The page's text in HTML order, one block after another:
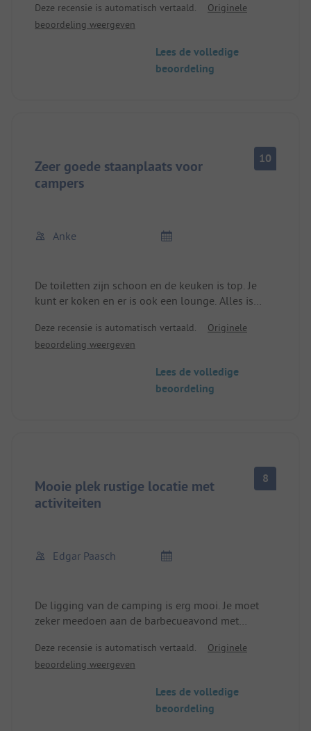
uitzicht op het Sund en staat bovendien direct aan
de hoofdingang van het hele terrein.
douches, waarvan er één al permanent afgesloten
is (waarschijnlijk vanwege het laagseizoen). Soms
Er is wel WiFi, maar met zeer gemiddelde kwaliteit.
Hoewel we slechts vijf plaatsen van de receptie
verwijderd stonden, hadden we alleen buiten een
minimale dekking, in de camper ging er helemaal
Deze recensie is automatisch vertaald.
Originele
beoordeling weergeven
Lees de volledige
beoordeling
Zeer goede staanplaats voor
campers
10
Anke
De toiletten zijn schoon en de keuken is top. Je
kunt er koken en er is ook een lounge. Alles is
Deze recensie is automatisch vertaald.
Originele
beoordeling weergeven
Lees de volledige
beoordeling
Mooie plek rustige locatie met
activiteiten
8
Edgar Paasch
De ligging van de camping is erg mooi. Je moet
zeker meedoen aan de barbecueavond met
Helaas is het sanitair verouderd en de camping is
met €50 veel te duur voor 2 personen.
Deze recensie is automatisch vertaald.
Originele
beoordeling weergeven
Lees de volledige
beoordeling